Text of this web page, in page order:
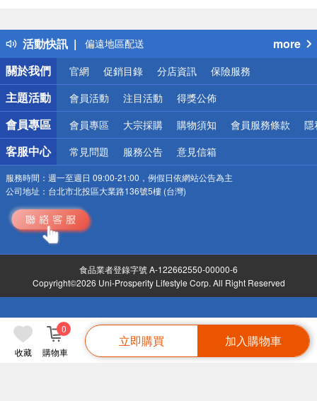
收藏 購物車
0
立即購買 加入購物車
活動快訊
銀行優惠
偏遠地區配送
詐騙網頁！請小心！
more
關於我們
官網 促銷目錄 分店資訊 保險服務
主題活動 會員活動 注目活動 得獎公佈
會員專區 會員專區 大宗採購 購物須知 會員服務條款 隱
客服中心 常見問題 服務公告 意見信箱
服務時間： 週一至週日 09:00-21:00，例假日依網站公告為主
公司地址： 台北市北投區大業路136號5樓 (台灣)
食品業者登錄字號 A-122662550-00000-6
Copyright©2026 Uni-Prosperity Lifestyle Corp. All Right Reserved